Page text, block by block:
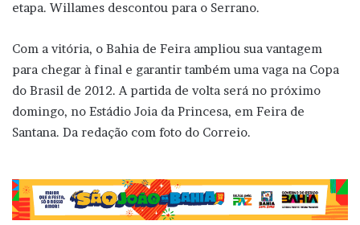
etapa. Willames descontou para o Serrano.
Com a vitória, o Bahia de Feira ampliou sua vantagem
para chegar à final e garantir também uma vaga na Copa
do Brasil de 2012. A partida de volta será no próximo
domingo, no Estádio Joia da Princesa, em Feira de
Santana. Da redação com foto do Correio.